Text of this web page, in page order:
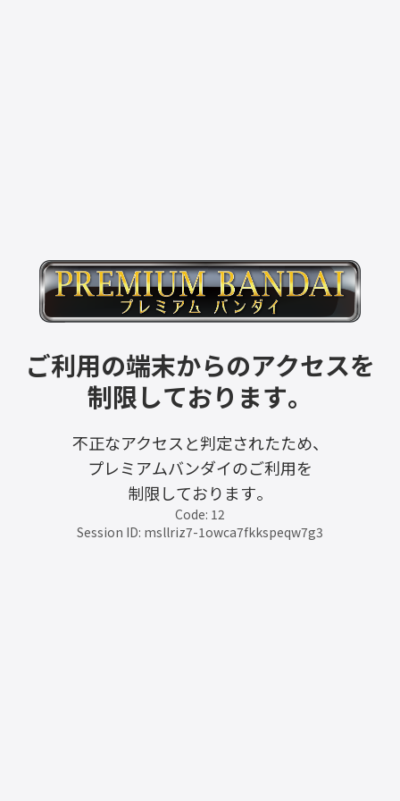
ご利用の端末からのアクセスを
制限しております。
不正なアクセスと判定されたため、
プレミアムバンダイのご利用を
制限しております。
Code: 12
Session ID: msllriz7-1owca7fkkspeqw7g3